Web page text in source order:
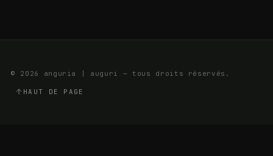
© 2026 anguria | auguri — tous droits réservés.
HAUT DE PAGE